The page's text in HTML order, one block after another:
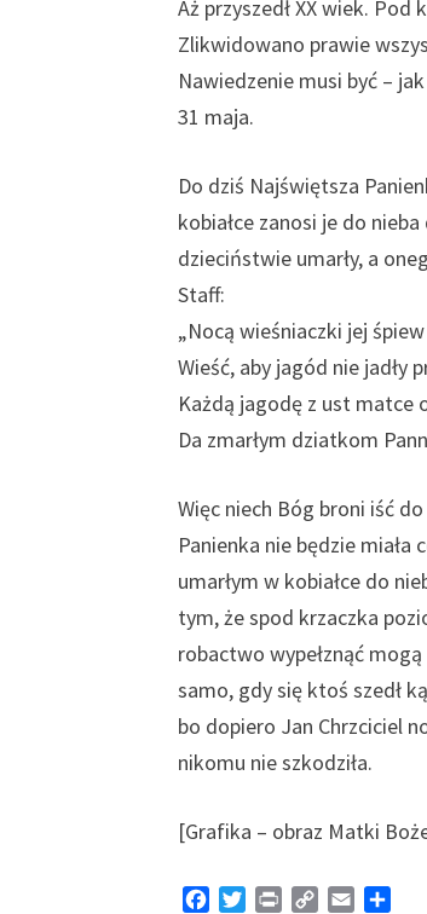
Aż przyszedł XX wiek.
Zlikwidowano prawie
Nawiedzenie musi być –
31 maja.
Do dziś Najświętsza
kobiałce zanosi je do
dzieciństwie umarły, a
Staff:
„Nocą wieśniaczki jej
Wieść, aby jagód nie jadły
Każdą jagodę z ust matce
Da zmarłym dziatkom
Więc niech Bóg broni iść
Panienka nie będzie
umarłym w kobiałce do
tym, że spod krzaczka
robactwo wypełznąć
samo, gdy się ktoś szedł
bo dopiero Jan Chrzciciel
nikomu nie szkodziła.
[Grafika – obraz Matki